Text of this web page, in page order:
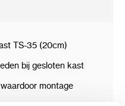
garandeert de
van je
je gegevens
en geniet van
TS-35 (20cm)
bij gesloten kast
montage